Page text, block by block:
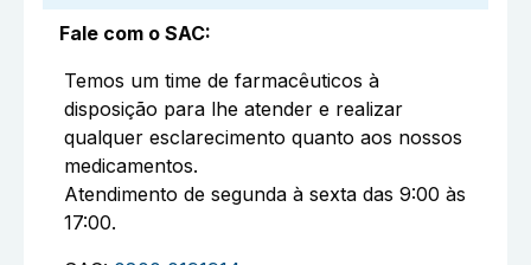
Fale com o SAC:
Temos um time de farmacêuticos à
disposição para lhe atender e realizar
qualquer esclarecimento quanto aos nossos
medicamentos.
Atendimento de segunda à sexta das 9:00 às
17:00.